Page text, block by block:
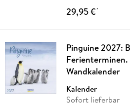
29,95 €*
Pinguine 2027:
Wandkalender
Kalender
Sofort lieferbar